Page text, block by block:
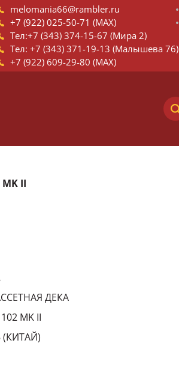
melomania66@rambler.ru
+7 (922) 025-50-71 (MAX)
Тел:+7 (343) 374-15-67 (Мира 2)
Тел: +7 (343) 371-19-13 (Малышева 76)
+7 (922) 609-29-80 (MAX)
II
ДЕКА
MK II